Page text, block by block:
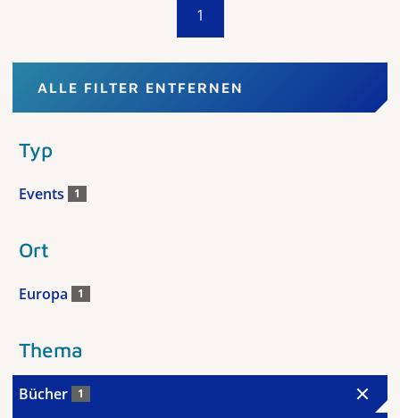
1
ALLE FILTER ENTFERNEN
Typ
Events 1
Ort
Europa 1
Thema
Bücher 1